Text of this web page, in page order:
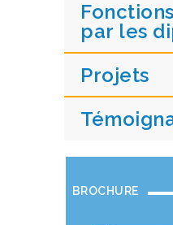
par les
Projets
BROCHURE